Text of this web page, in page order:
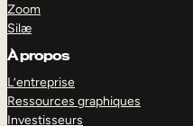
Zoom
Silæ
À propos
L’entreprise
Ressources graphiques
Investisseurs